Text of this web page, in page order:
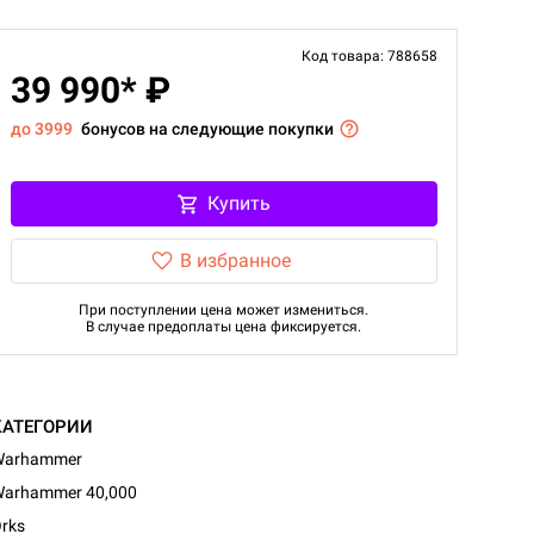
Код товара: 788658
39 990* ₽
до 3999 бонусов на следующие покупки
Купить
В избранное
При поступлении цена может измениться.
В случае предоплаты цена фиксируется.
40,000